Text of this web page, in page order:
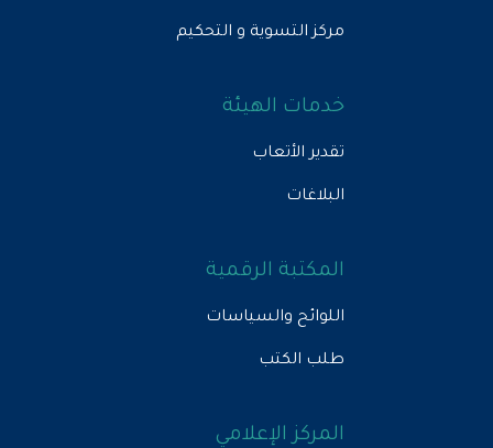
مركز التسوية و التحكيم
خدمات الهيئة
تقدير الأتعاب
البلاغات
المكتبة الرقمية
اللوائح والسياسات
طلب الكتب
المركز الإعلامي